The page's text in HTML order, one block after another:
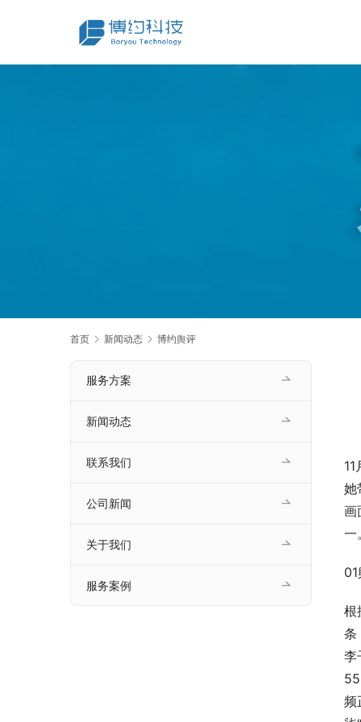
首页 新闻动态 博约舆评
她
画
一
根
条
李
频
服务方案
新闻动态
联系我们
公司新闻
关于我们
服务案例